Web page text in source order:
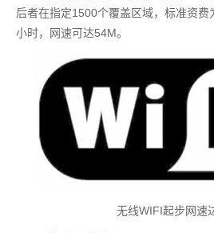
后者在指定1500个覆盖区域，标准资
小时，网速可达54M。
无线WIFI起步网速